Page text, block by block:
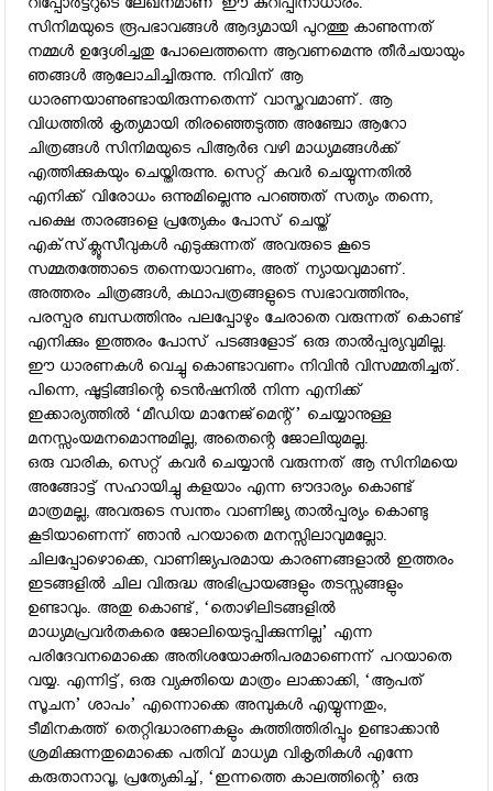
റിപ്പോര്‍ട്ടറുടെ ലേഖനമാണ് ഈ കുറിപ്പിനാധാരം.
സിനിമയുടെ രൂപഭാവങ്ങള്‍ ആദ്യമായി പുറത്തു കാണുന്നത്
നമ്മള്‍ ഉദ്ദേശിച്ചതു പോലെത്തന്നെ ആവണമെന്നു തീര്‍ചയായും
ഞങ്ങള്‍ ആലോചിച്ചിരുന്നു. നിവിന് ആ
ധാരണയാണുണ്ടായിരുന്നതെന്ന് വാസ്തവമാണ്. ആ
വിധത്തില്‍ കൃത്യമായി തിരഞ്ഞെടുത്ത അഞ്ചോ ആറോ
ചിത്രങ്ങള്‍ സിനിമയുടെ പിആര്‍ഒ വഴി മാധ്യമങ്ങള്‍ക്ക്
എത്തിക്കുകയും ചെയ്തിരുന്നു. സെറ്റ് കവര്‍ ചെയ്യുന്നതില്‍
എനിക്ക് വിരോധം ഒന്നുമില്ലെന്നു പറഞ്ഞത് സത്യം തന്നെ,
പക്ഷെ താരങ്ങളെ പ്രത്യേകം പോസ് ചെയ്ത്
എക്‌സ്‌ക്ലൂസീവുകള്‍ എടുക്കുന്നത് അവരുടെ കൂടെ
സമ്മതത്തോടെ തന്നെയാവണം, അത് ന്യായവുമാണ്.
അത്തരം ചിത്രങ്ങള്‍, കഥാപത്രങ്ങളുടെ സ്വഭാവത്തിനും,
പരസ്പര ബന്ധത്തിനും പലപ്പോഴും ചേരാതെ വരുന്നത് കൊണ്ട്
എനിക്കും ഇത്തരം പോസ് പടങ്ങളോട് ഒരു താല്‍പ്പര്യവുമില്ല.
ഈ ധാരണകള്‍ വെച്ചു കൊണ്ടാവണം നിവിന്‍ വിസമ്മതിച്ചത്.
പിന്നെ, ഷൂട്ടിങ്ങിന്റെ ടെന്‍ഷനില്‍ നിന്ന എനിക്ക്
ഇക്കാര്യത്തില്‍ ‘മീഡിയ മാനേജ്‌മെന്റ്’ ചെയ്യാനുള്ള
മനസ്സംയമനമൊന്നുമില്ല, അതെന്റെ ജോലിയുമല്ല.
ഒരു വാരിക, സെറ്റ് കവര്‍ ചെയ്യാന്‍ വരുന്നത് ആ സിനിമയെ
അങ്ങോട്ട് സഹായിച്ചു കളയാം എന്ന ഔദാര്യം കൊണ്ട്
മാത്രമല്ല, അവരുടെ സ്വന്തം വാണിജ്യ താല്‍പ്പര്യം കൊണ്ടു
കൂടിയാണെന്ന് ഞാന്‍ പറയാതെ മനസ്സിലാവുമല്ലോ.
ചിലപ്പോഴൊക്കെ, വാണിജ്യപരമായ കാരണങ്ങളാല്‍ ഇത്തരം
ഇടങ്ങളില്‍ ചില വിരുദ്ധ അഭിപ്രായങ്ങളും തടസ്സങ്ങളും
ഉണ്ടാവും. അതു കൊണ്ട്, ‘തൊഴിലിടങ്ങളില്‍
മാധ്യമപ്രവര്‍തകരെ ജോലിയെടുപ്പിക്കുന്നില്ല’ എന്ന
പരിദേവനമൊക്കെ അതിശയോക്തിപരമാണെന്ന് പറയാതെ
വയ്യ. എന്നിട്ട്, ഒരു വ്യക്തിയെ മാത്രം ലാക്കാക്കി, ‘ആപത്
സൂചന’ ശാപം’ എന്നൊക്കെ അമ്പുകള്‍ എയ്യുന്നതും,
ടീമിനകത്ത് തെറ്റിദ്ധാരണകളും കുത്തിത്തിരിപ്പും ഉണ്ടാക്കാന്‍
ശ്രമിക്കുന്നതുമൊക്കെ പതിവ് മാധ്യമ വികൃതികള്‍ എന്നേ
കരുതാനാവൂ, പ്രത്യേകിച്ച്, ‘ഇന്നത്തെ കാലത്തിന്റെ’ ഒരു